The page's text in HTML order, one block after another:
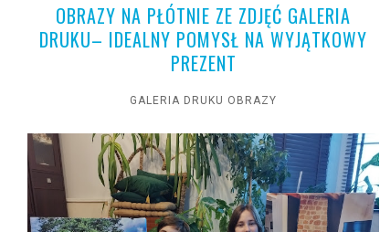
OBRAZY NA PŁÓTNIE ZE ZDJĘĆ GALERIA
DRUKU– IDEALNY POMYSŁ NA WYJĄTKOWY
PREZENT
GALERIA DRUKU OBRAZY